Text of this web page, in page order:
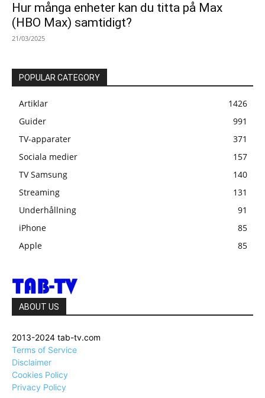
Hur många enheter kan du titta på Max
(HBO Max) samtidigt?
21/03/2025
POPULAR CATEGORY
Artiklar
1426
Guider
991
TV-apparater
371
Sociala medier
157
TV Samsung
140
Streaming
131
Underhållning
91
iPhone
85
Apple
85
ABOUT US
2013-2024 tab-tv.com
Terms of Service
Disclaimer
Cookies Policy
Privacy Policy